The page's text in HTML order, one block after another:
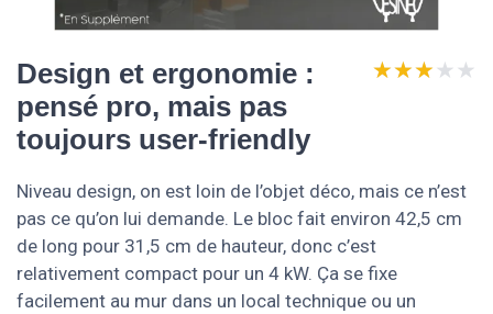
Design et ergonomie :
pensé pro, mais pas
toujours user-friendly
★★★★★
★★★★★
Niveau design, on est loin de l’objet déco, mais ce n’est
pas ce qu’on lui demande. Le bloc fait environ 42,5 cm
de long pour 31,5 cm de hauteur, donc c’est
relativement compact pour un 4 kW. Ça se fixe
facilement au mur dans un local technique ou un